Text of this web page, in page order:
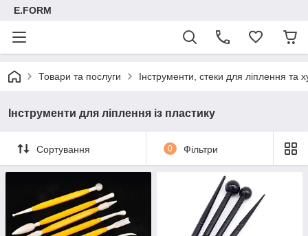
E.FORM
Товари та послуги Інструменти, стеки для ліплення та
Інструменти для ліплення із пластику
Сортування 0 Фільтри